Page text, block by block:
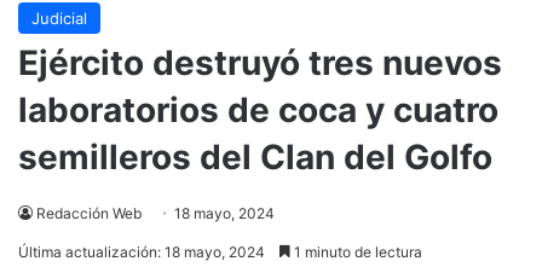
Judicial
Ejército destruyó tres nuevos
laboratorios de coca y cuatro
semilleros del Clan del Golfo
Redacción Web 18 mayo, 2024
Última actualización: 18 mayo, 2024 1 minuto de lectura